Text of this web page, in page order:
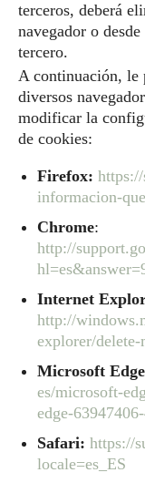
terceros, deberá
navegador o
tercero.
A continuación, le
diversos
modificar la
de cookies:
Firefox:
informacion-
Chrome:
http://
Internet
http://
explorer/delete-
Microsoft
es/microsoft-
edge-
Safari: https://
locale=es_ES